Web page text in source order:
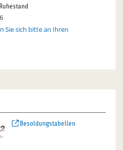
Sie sich bitte an Ihren
Besoldungstabellen